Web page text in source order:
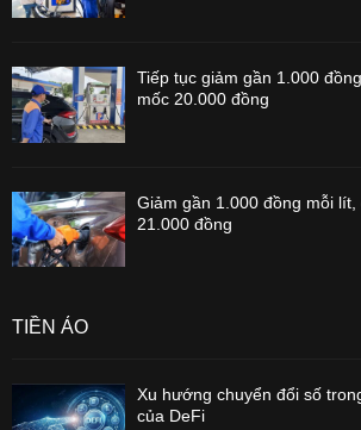
Tiếp tục giảm gần 1.000
mốc 20.000 đồng
Giảm gần 1.000 đồng mỗi
21.000 đồng
TIỀN ẢO
Xu hướng chuyển đổi số
của DeFi